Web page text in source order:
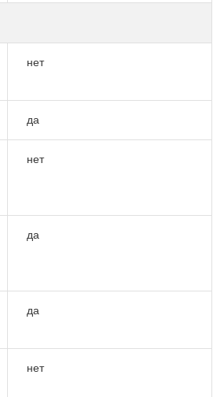
нет
да
нет
да
да
нет